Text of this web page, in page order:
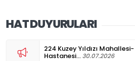
HAT DUYURULARI
224 Kuzey Yıldızı
Hastanesi... 30.07.2026